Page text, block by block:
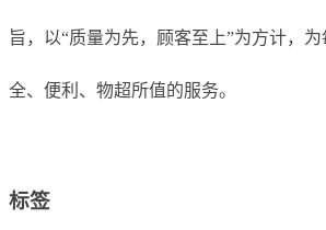
旨，以“质量为先，顾客至上”为方计，
全、便利、物超所值的服务。
标签